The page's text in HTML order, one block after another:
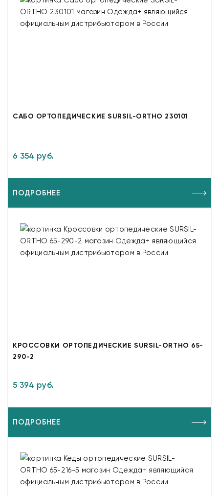
САБО ОРТОПЕДИЧЕСКИЕ SURSIL-ORTHO 230101
6 354 руб.
ПОДРОБНЕЕ
КРОССОВКИ ОРТОПЕДИЧЕСКИЕ SURSIL-ORTHO 65-
290-2
5 394 руб.
ПОДРОБНЕЕ